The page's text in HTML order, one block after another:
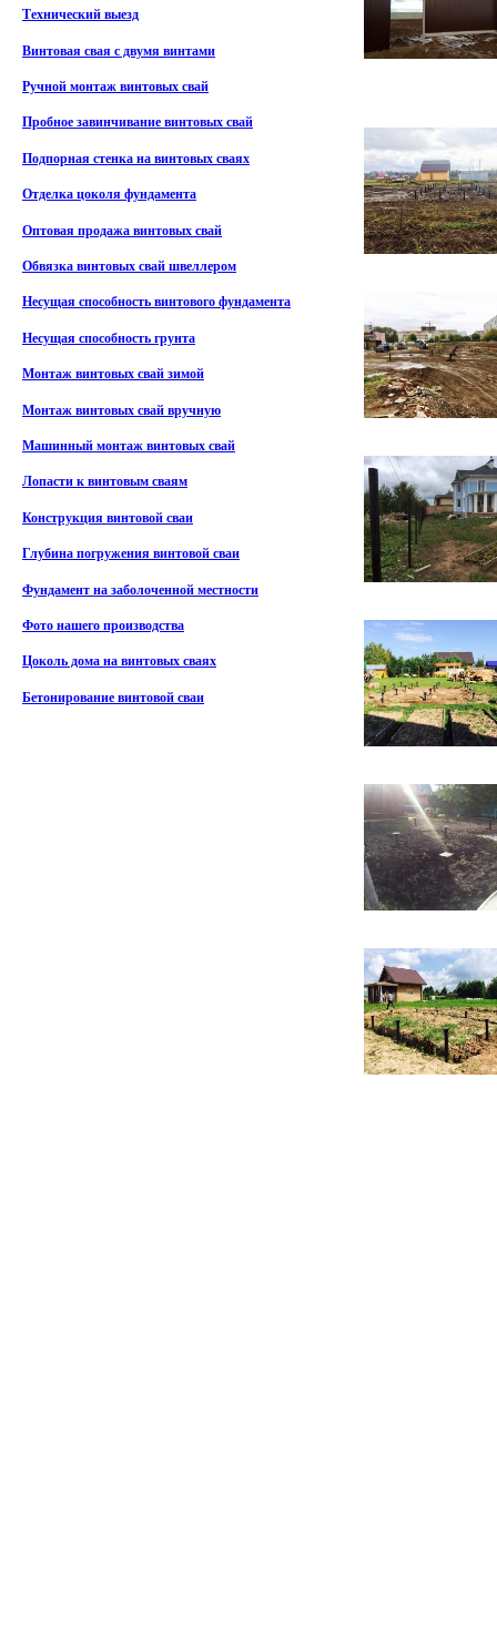
Технический выезд
Винтовая свая с двумя винтами
Ручной монтаж винтовых свай
Пробное завинчивание винтовых свай
Подпорная стенка на винтовых сваях
Отделка цоколя фундамента
Оптовая продажа винтовых свай
Обвязка винтовых свай швеллером
Несущая способность винтового фундамента
Несущая способность грунта
Монтаж винтовых свай зимой
Монтаж винтовых свай вручную
Машинный монтаж винтовых свай
Лопасти к винтовым сваям
Конструкция винтовой сваи
Глубина погружения винтовой сваи
Фундамент на заболоченной местности
Фото нашего производства
Цоколь дома на винтовых сваях
Бетонирование винтовой сваи